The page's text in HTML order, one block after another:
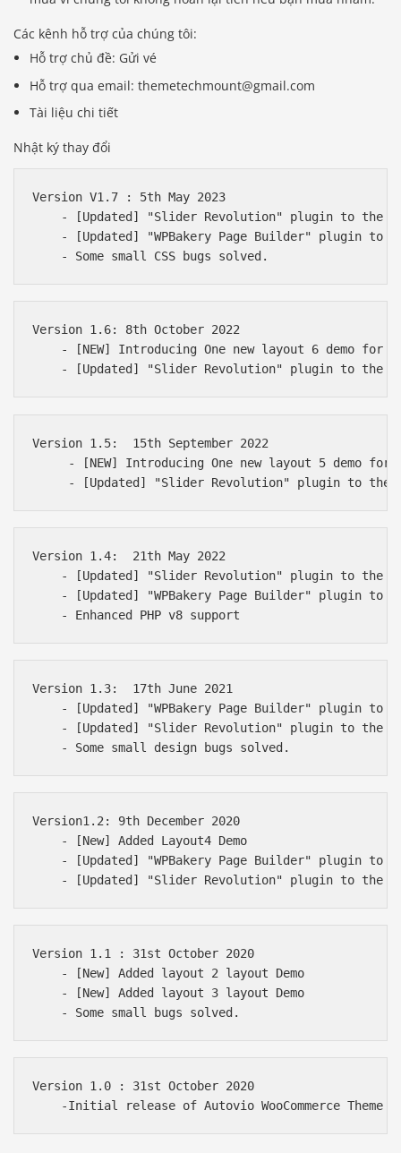
Các kênh hỗ trợ của chúng tôi:
Hỗ trợ chủ đề: Gửi vé
Hỗ trợ qua email: themetechmount@gmail.com
Tài liệu chi tiết
Nhật ký thay đổi
Version V1.7 : 5th May 2023
- [Updated] "Slider Revolution" plugin to the
- [Updated] "WPBakery Page Builder" plugin to
Version 1.6: 8th October 2022
- [NEW] Introducing One new layout 6 demo for
Version 1.5:  15th September 2022
- [NEW] Introducing One new layout 5 demo for
Version 1.4:  21th May 2022
- [Updated] "Slider Revolution" plugin to the
- [Updated] "WPBakery Page Builder" plugin to
Version 1.3:  17th June 2021
- [Updated] "WPBakery Page Builder" plugin to
- [Updated] "Slider Revolution" plugin to the
Version1.2: 9th December 2020
    - [New] Added Layout4 Demo
- [Updated] "WPBakery Page Builder" plugin to
Version 1.1 : 31st October 2020
    - [New] Added layout 2 layout Demo
    - [New] Added layout 3 layout Demo
Version 1.0 : 31st October 2020